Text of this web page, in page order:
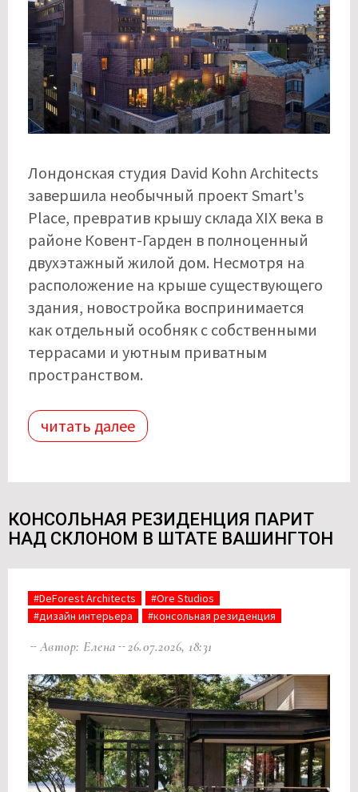
Лондонская студия David Kohn Architects
завершила необычный проект Smart's
Place, превратив крышу склада XIX века в
районе Ковент-Гарден в полноценный
двухэтажный жилой дом. Несмотря на
расположение на крыше существующего
здания, новостройка воспринимается
как отдельный особняк с собственными
террасами и уютным приватным
пространством.
читать далее
КОНСОЛЬНАЯ РЕЗИДЕНЦИЯ ПАРИТ
НАД СКЛОНОМ В ШТАТЕ ВАШИНГТОН
#DeForest Architects
#Ore Studios
#дизайн интерьера
#консольная резиденция
Автор: Елена 26.07.2026, 18:31